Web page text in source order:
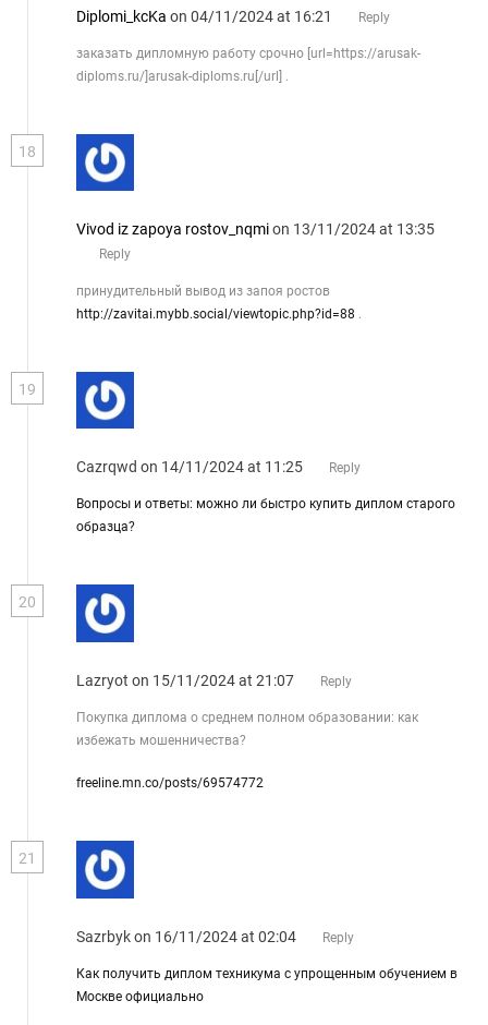
Diplomi_kcKa on 04/11/2024 at 16:21 Reply
заказать дипломную работу срочно [url=https://arusak-
diploms.ru/]arusak-diploms.ru[/url] .
18
Vivod iz zapoya rostov_nqmion 13/11/2024 at 13:35
Reply
принудительный вывод из запоя ростов
http://zavitai.mybb.social/viewtopic.php?id=88 .
19
Cazrqwd on 14/11/2024 at 11:25 Reply
Вопросы и ответы: можно ли быстро купить диплом старого
образца?
20
Lazryot on 15/11/2024 at 21:07 Reply
Покупка диплома о среднем полном образовании: как
избежать мошенничества?
freeline.mn.co/posts/69574772
21
Sazrbykon 16/11/2024 at 02:04 Reply
Как получить диплом техникума с упрощенным обучением в
Москве официально